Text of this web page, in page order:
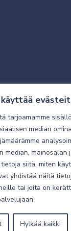
tarjoamamme
median
median,
siitä, miten
yhdistää näitä
tai joita on
Hylkää kaikki
ehdot